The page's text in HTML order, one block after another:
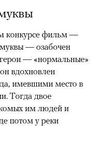
конкурсе фильм —
— озабочен
— «нормальные»
вдохновлен
имевшими место в
Тогда двое
им людей и
потом у реки